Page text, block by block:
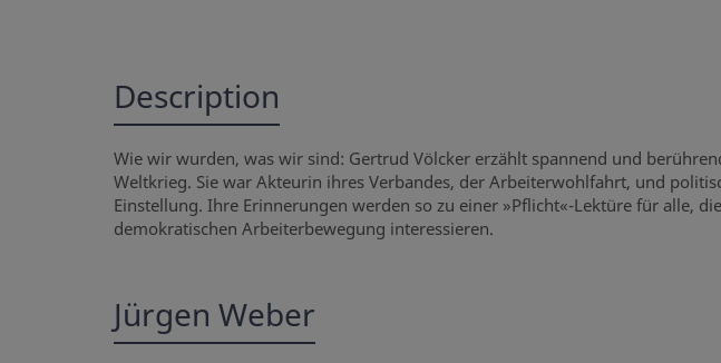
Description
Wie wir wurden, was wir sind: Gertrud Völcker erzählt spannend und
Weltkrieg. Sie war Akteurin ihres Verbandes, der Arbeiterwohlfahrt, und
Einstellung. Ihre Erinnerungen werden so zu einer »Pflicht«-Lektüre für alle,
demokratischen Arbeiterbewegung interessieren.
Jürgen Weber